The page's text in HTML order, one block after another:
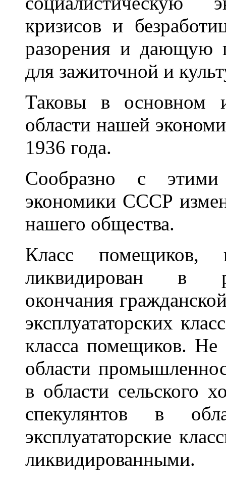
кризисов и
разорения и дающую
для зажиточной и
Таковы в основном
области нашей
1936 года.
Сообразно с
экономики СССР
нашего общества.
Класс
ликвидирован в
окончания
эксплуататорских
класса помещиков. Не
области
в области сельского
спекулянтов в
эксплуататорские
ликвидированными.